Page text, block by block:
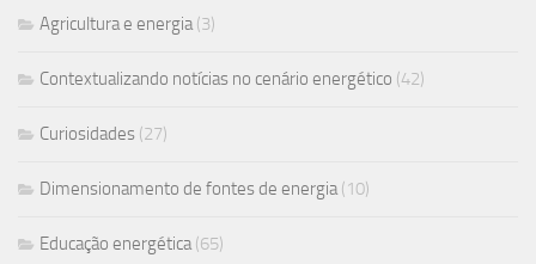
Agricultura e energia(3)
Contextualizando notícias no cenário energético (42)
Curiosidades (27)
Dimensionamento de fontes de energia(10)
Educação energética(65)